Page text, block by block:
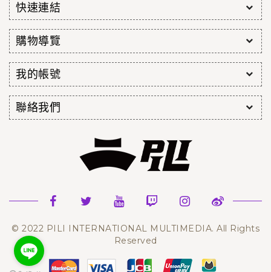
快速連結
購物導覽
我的帳號
聯絡我們
© 2022 PILI INTERNATIONAL MULTIMEDIA. All Rights
Reserved